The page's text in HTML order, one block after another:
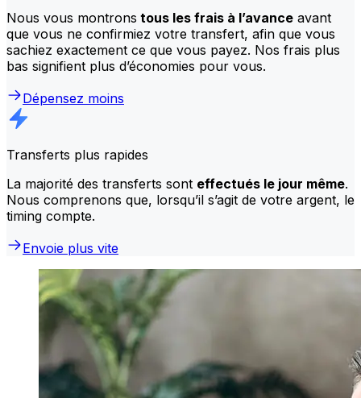
Nous vous montrons tous les frais à l’avance avant
que vous ne confirmiez votre transfert, afin que vous
sachiez exactement ce que vous payez. Nos frais plus
bas signifient plus d’économies pour vous.
Dépensez moins
Transferts plus rapides
La majorité des transferts sont effectués le jour même.
Nous comprenons que, lorsqu’il s’agit de votre argent, le
timing compte.
Envoie plus vite